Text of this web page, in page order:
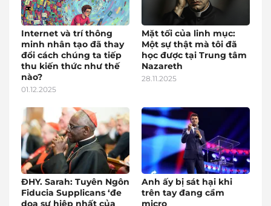
Internet và trí thông
minh nhân tạo đã thay
đổi cách chúng ta tiếp
thu kiến thức như thế
nào?
01.12.2025
Mặt tối của linh mục:
Một sự thật mà tôi đã
học được tại Trung tâm
Nazareth
28.11.2025
ĐHY. Sarah: Tuyên Ngôn
Fiducia Supplicans ‘đe
dọa sự hiệp nhất của
Anh ấy bị sát hại khi
trên tay đang cầm
micro